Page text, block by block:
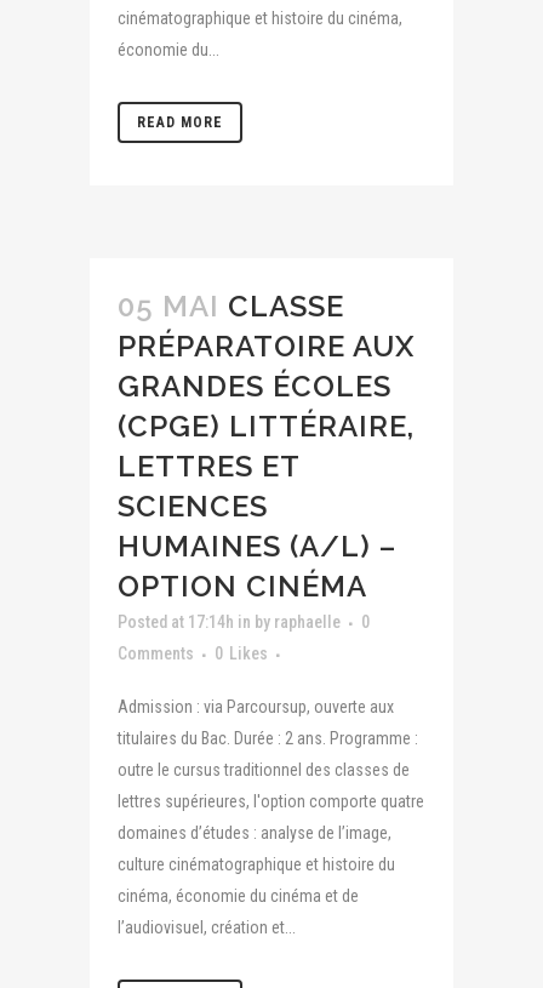
cinématographique et histoire du cinéma,
économie du...
READ MORE
05 MAI CLASSE
PRÉPARATOIRE AUX
GRANDES ÉCOLES
(CPGE) LITTÉRAIRE,
LETTRES ET
SCIENCES
HUMAINES (A/L) –
OPTION CINÉMA
Posted at 17:14h in by raphaelle
0
Comments
0 Likes
Admission : via Parcoursup, ouverte aux
titulaires du Bac. Durée : 2 ans. Programme :
outre le cursus traditionnel des classes de
lettres supérieures, l'option comporte quatre
domaines d’études : analyse de l’image,
culture cinématographique et histoire du
cinéma, économie du cinéma et de
l’audiovisuel, création et...